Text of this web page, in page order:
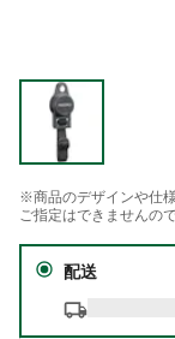
※商品のデザインや仕
ご指定はできませんの
配送